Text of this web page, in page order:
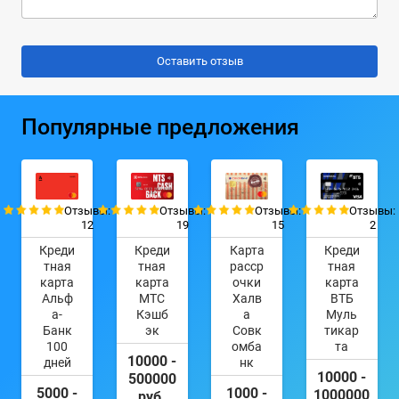
Популярные предложения
Отзывы:
12
Креди
тная
карта
Альф
а-
Банк
100
дней
5000 -
Отзывы:
19
Креди
тная
карта
МТС
Кэшб
эк
10000 -
500000
Отзывы:
15
Карта
расср
очки
Халв
а
Совк
омба
нк
1000 -
Отзывы:
2
Креди
тная
карта
ВТБ
Муль
тикар
та
10000 -
1000000